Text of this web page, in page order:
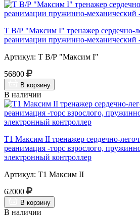
Т В/Р "Максим I" тренажер сердечно-
реанимации пружинно-механический
Артикул: Т В/Р "Максим I"
56800
В корзину
В наличии
Т1 Максим II тренажер сердечно-
реанимация -торс взрослого,
электронный контроллер
Артикул: Т1 Максим II
62000
В корзину
В наличии